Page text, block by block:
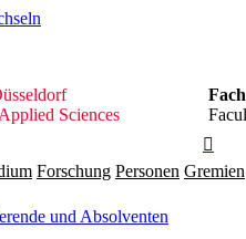
Sciences

Forschung Personen Gremien
und Absolventen